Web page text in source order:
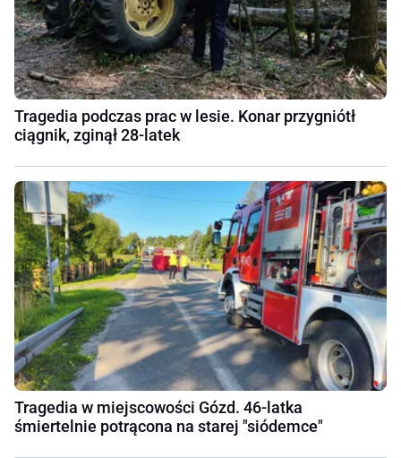
Tragedia podczas prac w lesie. Konar przygniótł
ciągnik, zginął 28-latek
Tragedia w miejscowości Gózd. 46-latka
śmiertelnie potrącona na starej "siódemce"